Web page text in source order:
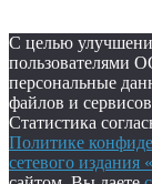
С целью
пользователями
персональные
файлов и
Статистика
Политике
сетевого издания